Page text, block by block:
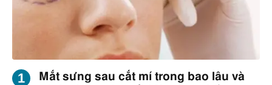
Mắt sưng sau cắt mí trong bao lâu và